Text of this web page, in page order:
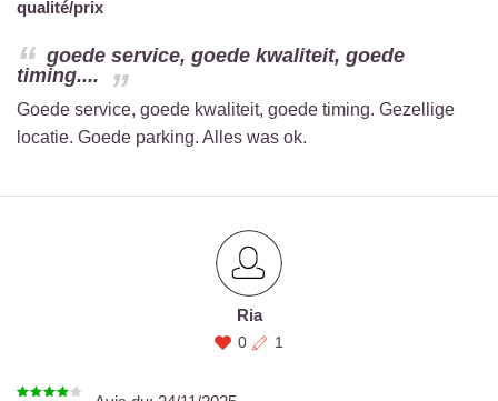
qualité/prix
goede service, goede kwaliteit, goede
timing....
Goede service, goede kwaliteit, goede timing. Gezellige
locatie. Goede parking. Alles was ok.
Ria
0 1